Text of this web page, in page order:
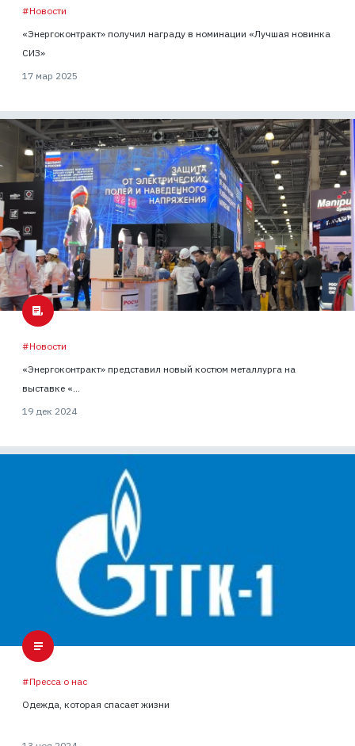
#Новости
«Энергоконтракт» получил награду в номинации «Лучшая новинка
СИЗ»
17 мар 2025
#Новости
«Энергоконтракт» представил новый костюм металлурга на
выставке «...
19 дек 2024
#Пресса о нас
Одежда, которая спасает жизни